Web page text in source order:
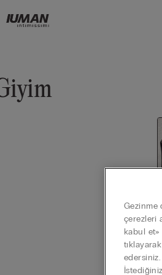
Gezinme
çerezleri
kabul et»